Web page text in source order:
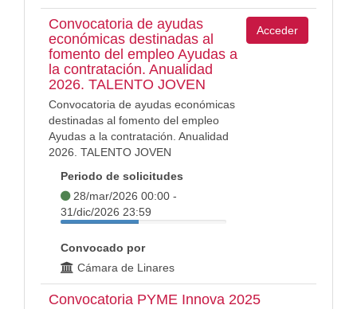
Convocatoria de ayudas
económicas destinadas al
fomento del empleo Ayudas a
la contratación. Anualidad
2026. TALENTO JOVEN
Convocatoria de ayudas económicas
destinadas al fomento del empleo
Ayudas a la contratación. Anualidad
2026. TALENTO JOVEN
Periodo de solicitudes
28/mar/2026 00:00 -
31/dic/2026 23:59
Convocado por
Cámara de Linares
Acceder
Convocatoria PYME Innova 2025